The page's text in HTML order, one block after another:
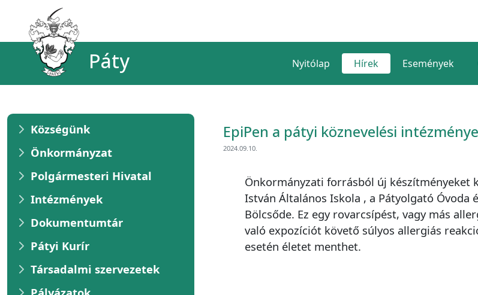
Páty Nyitólap Hírek Események
Községünk
Önkormányzat
Polgármesteri Hivatal
Intézmények
Dokumentumtár
Pátyi Kurír
Társadalmi szervezetek
EpiPen a pátyi köznevelési
2024.09.10.
Önkormányzati forrásból új készítményeket
István Általános Iskola , a Pátyolgató Óvoda
Bölcsőde. Ez egy rovarcsípést, vagy más
való expozíciót követő súlyos allergiás
esetén életet menthet.